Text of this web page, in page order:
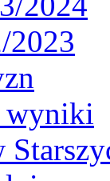
2023
wyniki